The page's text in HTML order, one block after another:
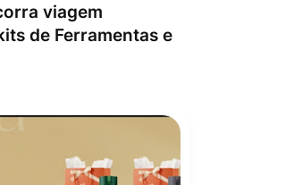
viagem
de Ferramentas e